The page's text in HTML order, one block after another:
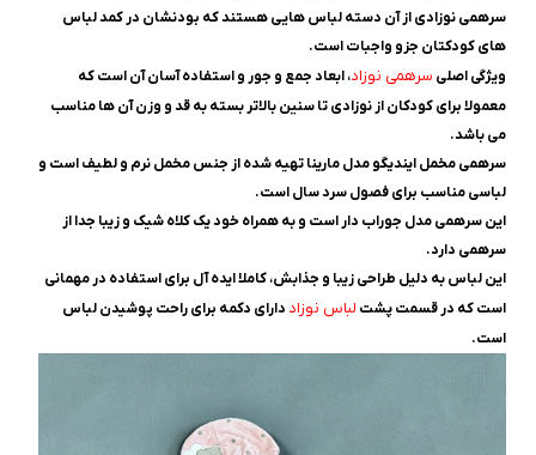
سرهمی نوزادی از آن دسته لباس هایی هستند که بودنشان در کمد لباس
های کودکتان جزو واجبات است.
ویژگی اصلی سرهمی نوزاد، ابعاد جمع و جور و استفاده آسان آن است که
معمولا برای کودکان از نوزادی تا سنین بالاتر بسته به قد و وزن آن ها مناسب
می باشد.
سرهمی مخمل ایندیگو مدل مارینا تهیه شده از جنس مخمل نرم و لطیف است و
لباسی مناسب برای فصول سرد سال است.
این سرهمی مدل جوراب‌ دار است و به همراه خود یک کلاه شیک و زیبا جدا از
سرهمی دارد.
این لباس به دلیل طراحی زیبا و جذابش، کاملا ایده ‌آل برای استفاده در مهمانی
است که در قسمت پشت لباس نوزاد دارای دکمه برای راحت پوشیدن لباس
است.